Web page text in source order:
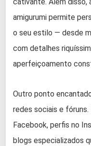
amigurumi permite
o seu estilo — desde
com detalhes
aperfeiçoamento
Outro ponto
redes sociais e
Facebook, perfis no
blogs especializados